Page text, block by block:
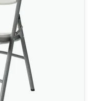
Prix, décroissant
Référence, A à Z
Référence, Z à A